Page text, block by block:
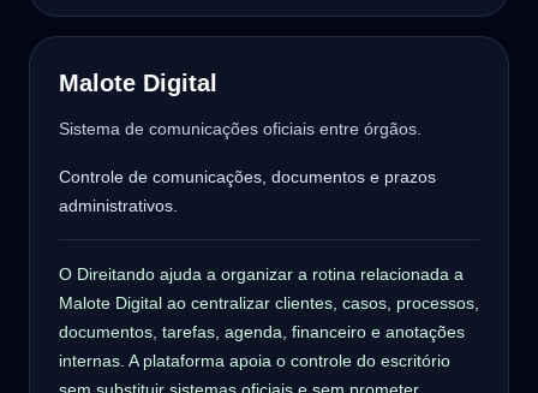
Malote Digital
Sistema de comunicações oficiais entre órgãos.
Controle de comunicações, documentos e prazos
administrativos.
O Direitando ajuda a organizar a rotina relacionada a
Malote Digital ao centralizar clientes, casos, processos,
documentos, tarefas, agenda, financeiro e anotações
internas. A plataforma apoia o controle do escritório